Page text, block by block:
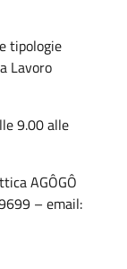
tipologie
Lavoro
9.00 alle
AGÔGÔ
– email: